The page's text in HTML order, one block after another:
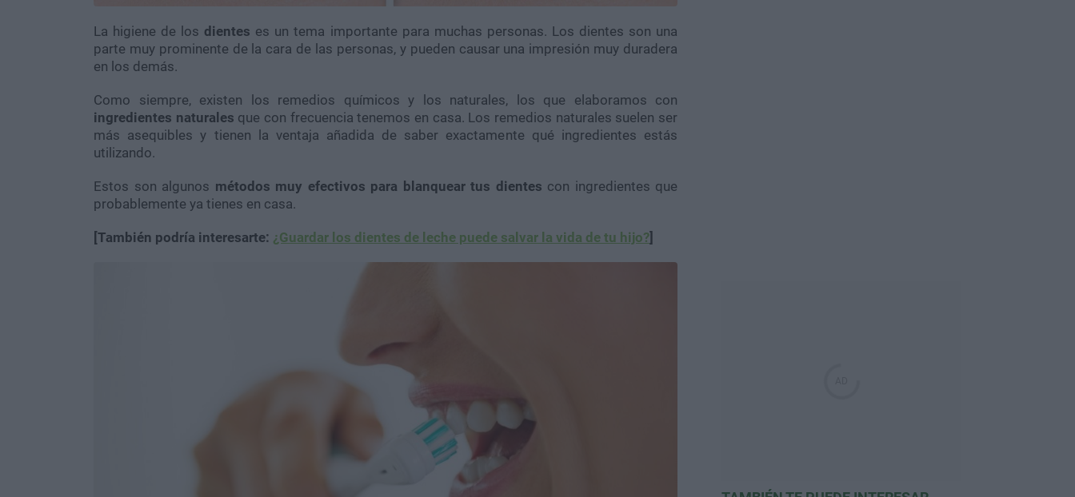
La higiene de los dientes es un tema importante para muchas personas. Los dientes son una
parte muy prominente de la cara de las personas, y pueden causar una impresión muy duradera
en los demás.
Como siempre, existen los remedios químicos y los naturales, los que elaboramos con
ingredientes naturales que con frecuencia tenemos en casa. Los remedios naturales suelen ser
más asequibles y tienen la ventaja añadida de saber exactamente qué ingredientes estás
utilizando.
Estos son algunos métodos muy efectivos para blanquear tus dientes con ingredientes que
probablemente ya tienes en casa.
[También podría interesarte: ¿Guardar los dientes de leche puede salvar la vida de tu hijo?]